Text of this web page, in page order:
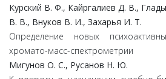
Курский В. Ф., Кайргалиев Д. В.,
В. В., Внуков В. И., Захарья И. Т.
Определение новых
хромато-масс-спектрометрии
Мигунов О. С., Русанов Н. Ю.